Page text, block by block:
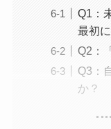
Q1：
最初
Q2：
Q3：
か？